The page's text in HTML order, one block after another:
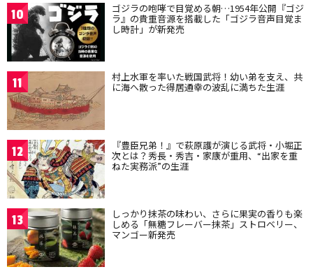
10 ゴジラの咆哮で目覚める朝…1954年公開『ゴジ
ラ』の貴重音源を搭載した「ゴジラ音声目覚ま
し時計」が新発売
11 村上水軍を率いた戦国武将！幼い弟を支え、共
に海へ散った得居通幸の波乱に満ちた生涯
12 『豊臣兄弟！』で萩原護が演じる武将・小堀正
次とは？秀長・秀吉・家康が重用、“出家を重
ねた実務派”の生涯
13 しっかり抹茶の味わい、さらに果実の香りも楽
しめる「無糖フレーバー抹茶」ストロベリー、
マンゴー新発売